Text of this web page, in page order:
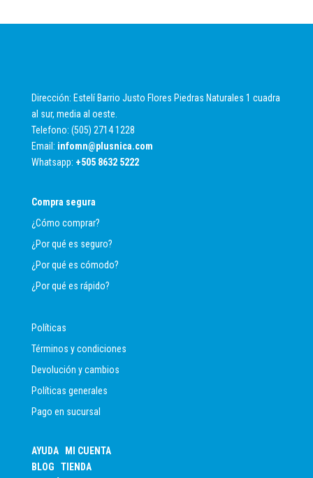
Dirección: Estelí Barrio Justo Flores Piedras Naturales 1 cuadra
al sur, media al oeste.
Telefono: (505) 2714 1228
Email: infomn@plusnica.com
Whatsapp: +505 8632 5222
Compra segura
¿Cómo comprar?
¿Por qué es seguro?
¿Por qué es cómodo?
¿Por qué es rápido?
Políticas
Términos y condiciones
Devolución y cambios
Políticas generales
Pago en sucursal
AYUDA
MI CUENTA
BLOG
TIENDA